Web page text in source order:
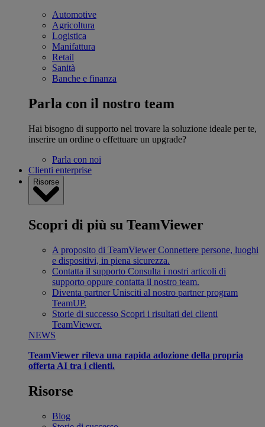
Automotive
Agricoltura
Logistica
Manifattura
Retail
Sanità
Banche e finanza
Parla con il nostro team
Hai bisogno di supporto nel trovare la soluzione ideale per te,
inserire un ordine o effettuare un upgrade?
Parla con noi
Clienti enterprise
Risorse
Scopri di più su TeamViewer
A proposito di TeamViewer Connettere persone, luoghi
e dispositivi, in piena sicurezza.
Contatta il supporto Consulta i nostri articoli di
supporto oppure contatta il nostro team.
Diventa partner Unisciti al nostro partner program
TeamUP.
Storie di successo Scopri i risultati dei clienti
TeamViewer.
NEWS
TeamViewer rileva una rapida adozione della propria
offerta AI tra i clienti.
Risorse
Blog